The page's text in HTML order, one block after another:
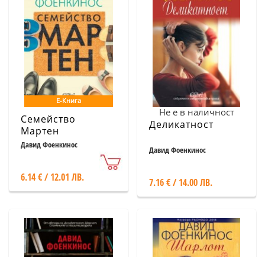
Е-Книга
Семейство
Мартен
Давид Фоенкинос
6.14 € / 12.01 ЛВ.
Не е в наличност
Деликатност
Давид Фоенкинос
7.16 € / 14.00 ЛВ.